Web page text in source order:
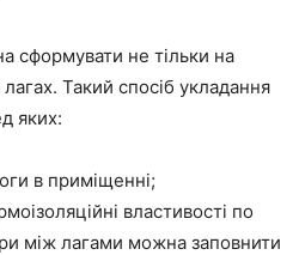
сформувати не тільки на
Такий спосіб укладання
яких:
в приміщенні;
властивості по
між лагами можна заповнити